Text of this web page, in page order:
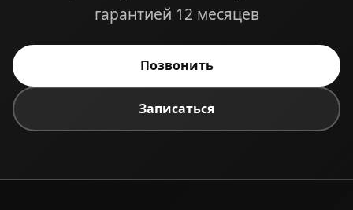
гарантией 12 месяцев
Позвонить
Записаться